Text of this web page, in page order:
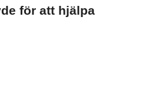
för att hjälpa